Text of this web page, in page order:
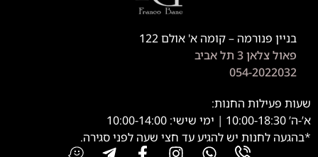
בניין פנורמה – קומה א' אולם 122
פאול צלאן 3 תל אביב
054-2022032
שעות פעילות החנות:
א’-ה’ 10:00-18:30 | ימי שישי: 10:00-14:00
*בהגעה לחנות יש להגיע עד חצי שעה לפני סגירה.